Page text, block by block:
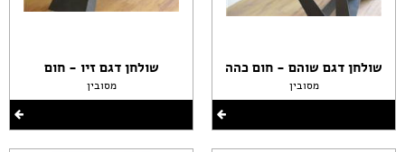
שולחן דגם שוהם - חום כהה
מסובין
שולחן דגם זיו - חום
מסובין